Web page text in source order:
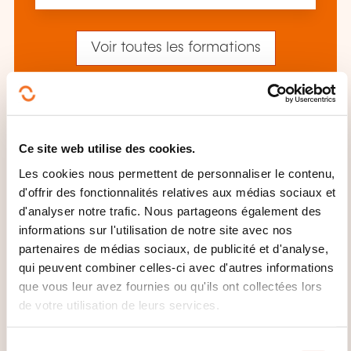
Ce site web utilise des cookies.
Les cookies nous permettent de personnaliser le contenu,
d'offrir des fonctionnalités relatives aux médias sociaux et
d'analyser notre trafic. Nous partageons également des
informations sur l'utilisation de notre site avec nos
partenaires de médias sociaux, de publicité et d'analyse,
qui peuvent combiner celles-ci avec d'autres informations
que vous leur avez fournies ou qu'ils ont collectées lors
de votre utilisation de leurs services.
Voir toutes les formations
Ces autres formations pourrait aussi vous
Administration personnel
Aménagement
temps travail
Audit ressources humaines
entretien évaluation
Conduite entretien
professionnel
Conduite entretien recrutement
Conflit social
Election dans entreprise
Evaluation personnel
Expatriation
impatriation
Gestion connaissances
Gestion
prévisionnelle emplois compétences
Intégration salarié
Licenciement
Médiation